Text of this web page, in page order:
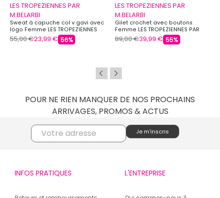
LES TROPEZIENNES PAR
M.BELARBI
Sweat à capuche col v gavi avec
logo Femme LES TROPEZIENNES
PAR M.BELARBI
55,00 €23,99 € 56%
LES TROPEZIENNES PAR
M.BELARBI
Gilet crochet avec boutons
Femme LES TROPEZIENNES PAR
M.BELARBI
89,00 €39,99 € 55%
POUR NE RIEN MANQUER DE NOS PROCHAINS
ARRIVAGES, PROMOS & ACTUS
INFOS PRATIQUES L'ENTREPRISE